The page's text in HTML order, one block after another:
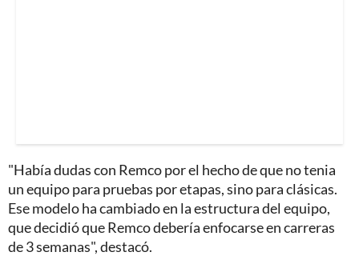
"Había dudas con Remco por el hecho de que no tenia
un equipo para pruebas por etapas, sino para clásicas.
Ese modelo ha cambiado en la estructura del equipo,
que decidió que Remco debería enfocarse en carreras
de 3 semanas", destacó.